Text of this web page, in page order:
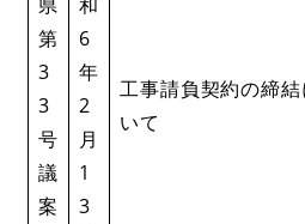
第
3
3
号
議
案
6
年
2
月
1
3
工事請負契約の締結
いて